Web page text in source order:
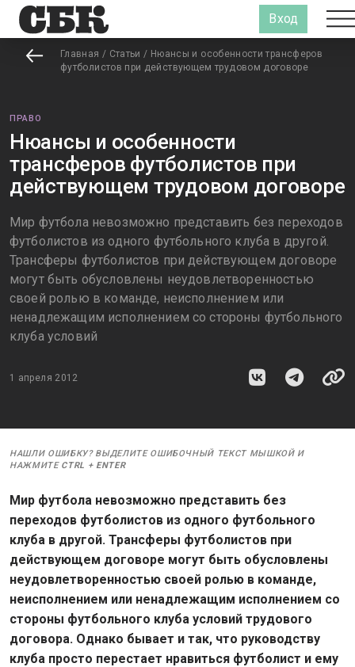
Вход
Главная / Статьи / Нюансы и особенности трансферов
футболистов при действующем трудовом договоре
ПРАВО
Нюансы и особенности
трансферов футболистов при
действующем трудовом договоре
Мир футбола невозможно представить без переходов
футболистов из одного футбольного клуба в другой.
Трансферы футболистов при действующем договоре
могут быть обусловлены неудовлетворенностью
своей ролью в команде, неисполнением или
ненадлежащим исполнением со стороны футбольного
клуба условий
1 апреля 2012
НАШЛИ ОШИБКУ? ВЫДЕЛИТЕ ОШИБОЧНЫЙ ТЕКСТ МЫШКОЙ И
НАЖМИТЕ CTRL + ENTER
Мир футбола невозможно представить без
переходов футболистов из одного футбольного
клуба в другой. Трансферы футболистов при
действующем договоре могут быть обусловлены
неудовлетворенностью своей ролью в команде,
неисполнением или ненадлежащим исполнением со
стороны футбольного клуба условий трудового
договора. Однако бывает и так, что руководству
клуба просто перестает нравиться футболист и ему